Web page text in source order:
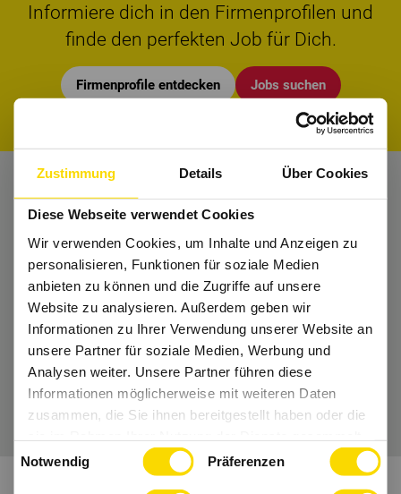
Zustimmung Details Über Cookies
Diese Webseite verwendet Cookies
Wir verwenden Cookies, um Inhalte und Anzeigen zu
personalisieren, Funktionen für soziale Medien
anbieten zu können und die Zugriffe auf unsere
Website zu analysieren. Außerdem geben wir
Informationen zu Ihrer Verwendung unserer Website an
unsere Partner für soziale Medien, Werbung und
Analysen weiter. Unsere Partner führen diese
Informationen möglicherweise mit weiteren Daten
zusammen, die Sie ihnen bereitgestellt haben oder die
haben.
Notwendig Präferenzen
Informiere dich in den Firmenprofilen und
finde den perfekten Job für Dich.
Firmenprofile entdecken Jobs suchen
Nichts mehr verpassen?
Bekomme regelmäßig Tipps und bleibe Up-
to-Date.
Dann folge uns auch aufInstagram
Wir freuen uns auf Dich.